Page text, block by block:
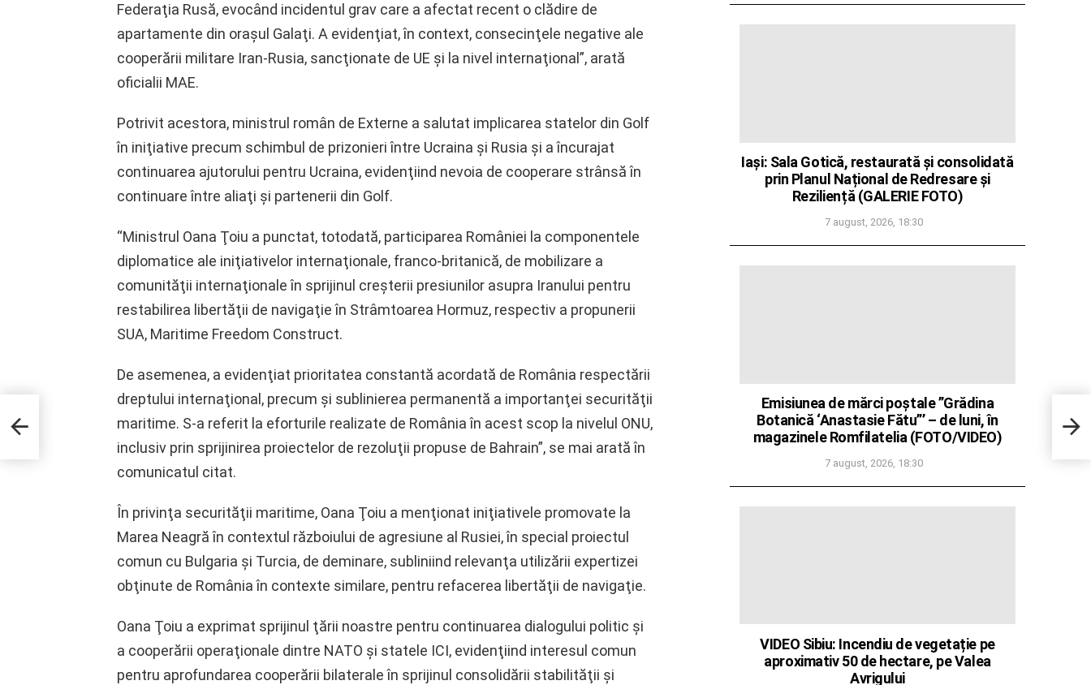
Federaţia Rusă, evocând incidentul grav care a afectat recent o clădire de
apartamente din oraşul Galaţi. A evidenţiat, în context, consecinţele negative ale
cooperării militare Iran-Rusia, sancţionate de UE şi la nivel internaţional”, arată
oficialii MAE.
Potrivit acestora, ministrul român de Externe a salutat implicarea statelor din Golf
în iniţiative precum schimbul de prizonieri între Ucraina şi Rusia şi a încurajat
continuarea ajutorului pentru Ucraina, evidenţiind nevoia de cooperare strânsă în
continuare între aliaţi şi partenerii din Golf.
“Ministrul Oana Ţoiu a punctat, totodată, participarea României la componentele
diplomatice ale iniţiativelor internaţionale, franco-britanică, de mobilizare a
comunităţii internaţionale în sprijinul creşterii presiunilor asupra Iranului pentru
restabilirea libertăţii de navigaţie în Strâmtoarea Hormuz, respectiv a propunerii
SUA, Maritime Freedom Construct.
De asemenea, a evidenţiat prioritatea constantă acordată de România respectării
dreptului internaţional, precum şi sublinierea permanentă a importanţei securităţii
maritime. S-a referit la eforturile realizate de România în acest scop la nivelul ONU,
inclusiv prin sprijinirea proiectelor de rezoluţii propuse de Bahrain”, se mai arată în
comunicatul citat.
În privinţa securităţii maritime, Oana Ţoiu a menţionat iniţiativele promovate la
Marea Neagră în contextul războiului de agresiune al Rusiei, în special proiectul
comun cu Bulgaria şi Turcia, de deminare, subliniind relevanţa utilizării expertizei
obţinute de România în contexte similare, pentru refacerea libertăţii de navigaţie.
Oana Ţoiu a exprimat sprijinul ţării noastre pentru continuarea dialogului politic şi
a cooperării operaţionale dintre NATO şi statele ICI, evidenţiind interesul comun
pentru aprofundarea cooperării bilaterale în sprijinul consolidării stabilităţii şi
Iași: Sala Gotică, restaurată și consolidată
prin Planul Național de Redresare și
Reziliență (GALERIE FOTO)
7 august, 2026, 18:30
Emisiunea de mărci poștale ”Grădina
Botanică ‘Anastasie Fătu”’ – de luni, în
magazinele Romfilatelia (FOTO/VIDEO)
7 august, 2026, 18:30
VIDEO Sibiu: Incendiu de vegetație pe
aproximativ 50 de hectare, pe Valea
Avrigului